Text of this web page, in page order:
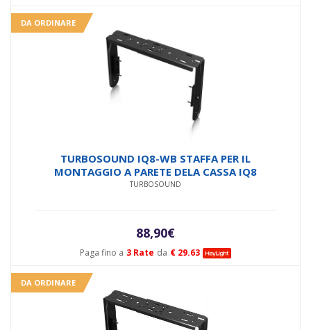
DA ORDINARE
Paga fino a 3 Rate da € 29.63
TURBOSOUND IQ8-WB STAFFA PER IL
MONTAGGIO A PARETE DELA CASSA IQ8
TURBOSOUND
88,90€
DA ORDINARE